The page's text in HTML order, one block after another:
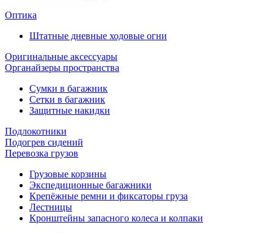
Оптика
Штатные дневные ходовые огни
Оригинальные аксессуары
Органайзеры пространства
Сумки в багажник
Сетки в багажник
Защитные накидки
Подлокотники
Подогрев сидений
Перевозка грузов
Грузовые корзины
Экспедиционные багажники
Крепёжные ремни и фиксаторы груза
Лестницы
Кронштейны запасного колеса и колпаки